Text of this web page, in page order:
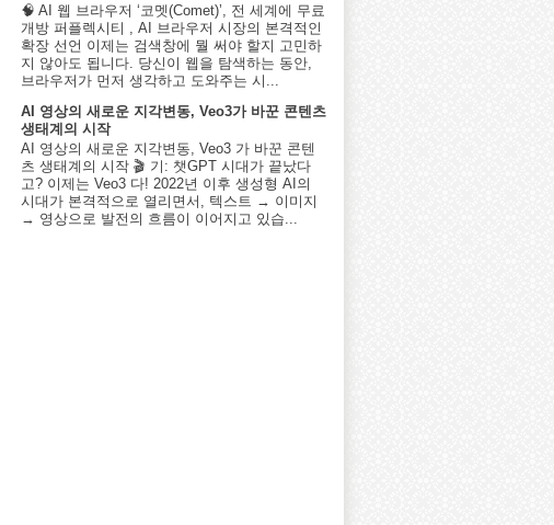
🧠 AI 웹 브라우저 ‘코멧(Comet)’, 전 세계에 무료
개방 퍼플렉시티 , AI 브라우저 시장의 본격적인
확장 선언 이제는 검색창에 뭘 써야 할지 고민하
지 않아도 됩니다. 당신이 웹을 탐색하는 동안,
브라우저가 먼저 생각하고 도와주는 시...
AI 영상의 새로운 지각변동, Veo3가 바꾼 콘텐츠
생태계의 시작
AI 영상의 새로운 지각변동, Veo3 가 바꾼 콘텐
츠 생태계의 시작 🎬 기: 챗GPT 시대가 끝났다
고? 이제는 Veo3 다! 2022년 이후 생성형 AI의
시대가 본격적으로 열리면서, 텍스트 → 이미지
→ 영상으로 발전의 흐름이 이어지고 있습...